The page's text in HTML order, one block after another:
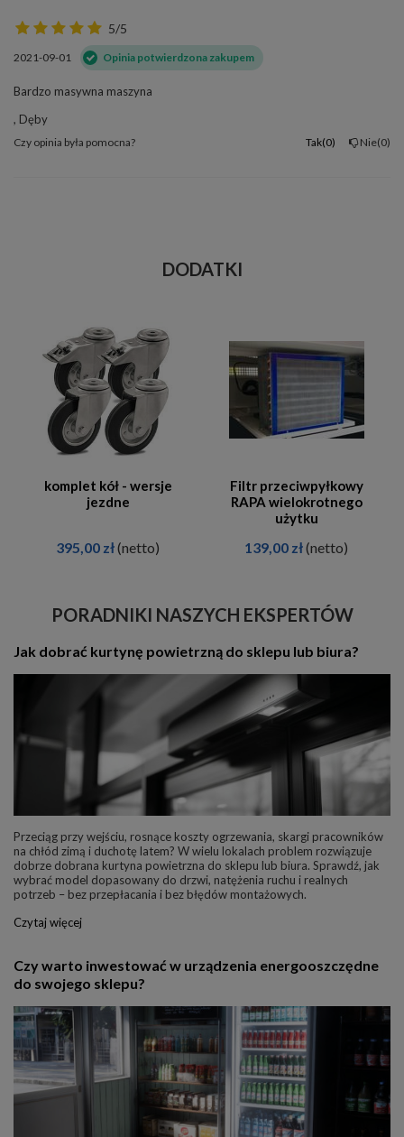
5/5
2021-09-01 Opinia potwierdzona zakupem
Bardzo masywna maszyna
, Dęby
Czy opinia była pomocna? Tak 0 Nie 0
DODATKI
komplet kół - wersje
jezdne
395,00 zł(netto)
Filtr przeciwpyłkowy
RAPA wielokrotnego
użytku
139,00 zł(netto)
PORADNIKI NASZYCH EKSPERTÓW
Jak dobrać kurtynę powietrzną do sklepu lub biura?
Przeciąg przy wejściu, rosnące koszty ogrzewania, skargi pracowników
na chłód zimą i duchotę latem? W wielu lokalach problem rozwiązuje
dobrze dobrana kurtyna powietrzna do sklepu lub biura. Sprawdź, jak
wybrać model dopasowany do drzwi, natężenia ruchu i realnych
potrzeb – bez przepłacania i bez błędów montażowych.
Czytaj więcej
Czy warto inwestować w urządzenia energooszczędne
do swojego sklepu?